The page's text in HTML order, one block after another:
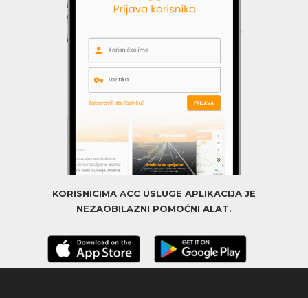
KORISNICIMA ACC USLUGE APLIKACIJA JE
NEZAOBILAZNI POMOĆNI ALAT.